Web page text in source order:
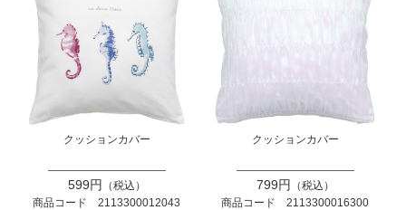
クッションカバー
599円
（税込）
商品コード 2113300012043
クッションカバー
799円
（税込）
商品コード 2113300016300